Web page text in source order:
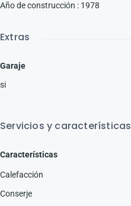
Año de construcción : 1978
Extras
Garaje
si
Servicios y características
Características
Calefacción
Conserje